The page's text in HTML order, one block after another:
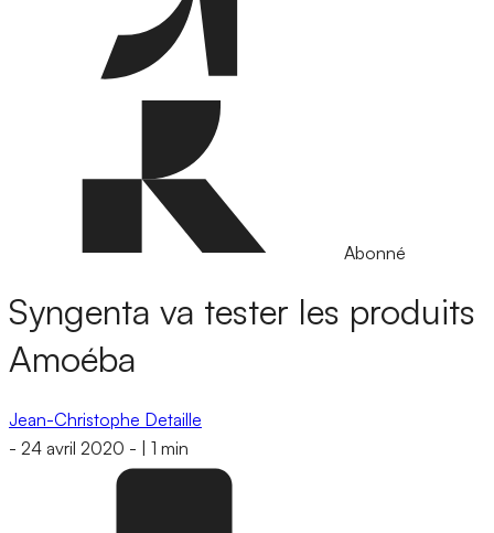
Abonné
Syngenta va tester les produits
Amoéba
Jean-Christophe Detaille
- 24 avril 2020 - 1 min